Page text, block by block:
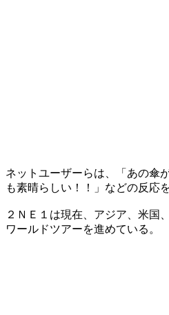
ネットユーザーらは、「あの傘
も素晴らしい！！」などの反応
２ＮＥ１は現在、アジア、米国
ワールドツアーを進めている。